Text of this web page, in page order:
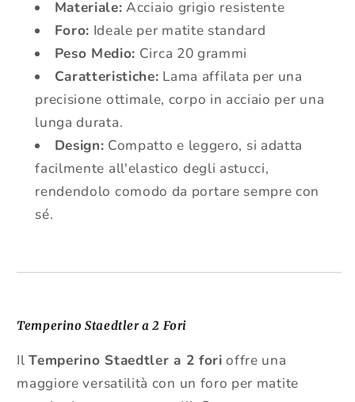
Materiale: Acciaio grigio resistente
Foro: Ideale per matite standard
Peso Medio: Circa 20 grammi
Caratteristiche: Lama affilata per una
precisione ottimale, corpo in acciaio per una
lunga durata.
Design: Compatto e leggero, si adatta
facilmente all'elastico degli astucci,
rendendolo comodo da portare sempre con
sé.
Temperino Staedtler a 2 Fori
IlTemperino Staedtler a 2 fori offre una
maggiore versatilità con un foro per matite